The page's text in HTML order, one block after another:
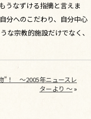
うなずける指摘と言えま
分へのこだわり、自分中心
宗教的施設だけでなく、
”！ ～2005年ニュースレ
ターより ～»